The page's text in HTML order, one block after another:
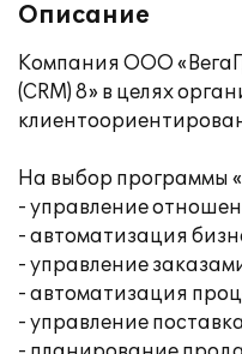
Описание
Компания ООО
(CRM) 8» в целях
На выбор программы
- управление
- автоматизация
- управление
- автоматизация
- управление